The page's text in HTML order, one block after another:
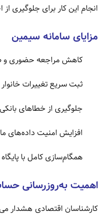
انجام این کار برای جلوگیری از
مزایای سامانه سیمین
کاهش مراجعه حضوری و
ثبت سریع تغییرات
جلوگیری از خطاهای
افزایش امنیت داده‌های
همگام‌سازی کامل با
اهمیت به‌روزرسانی
کارشناسان اقتصادی هشدار